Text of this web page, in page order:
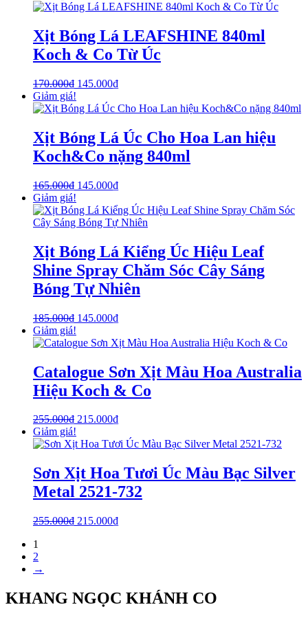
Xịt Bóng Lá LEAFSHINE 840ml
Koch & Co Từ Úc
170.000₫ 145.000₫
Giảm giá!
Xịt Bóng Lá Úc Cho Hoa Lan hiệu
Koch&Co nặng 840ml
165.000₫ 145.000₫
Giảm giá!
Xịt Bóng Lá Kiểng Úc Hiệu Leaf
Shine Spray Chăm Sóc Cây Sáng
Bóng Tự Nhiên
185.000₫ 145.000₫
Giảm giá!
Catalogue Sơn Xịt Màu Hoa Australia
Hiệu Koch & Co
255.000₫ 215.000₫
Giảm giá!
Sơn Xịt Hoa Tươi Úc Màu Bạc Silver
Metal 2521-732
255.000₫ 215.000₫
1
2
→
KHANG NGỌC KHÁNH CO